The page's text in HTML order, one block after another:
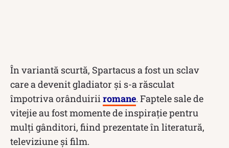
În variantă scurtă, Spartacus a fost un sclav
care a devenit gladiator și s-a răsculat
împotriva orânduirii romane. Faptele sale de
vitejie au fost momente de inspirație pentru
mulți gânditori, fiind prezentate în literatură,
televiziune și film.